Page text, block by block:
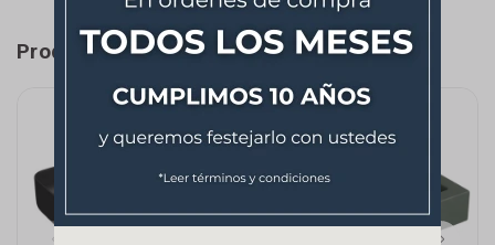
Productos que te pueden interesar